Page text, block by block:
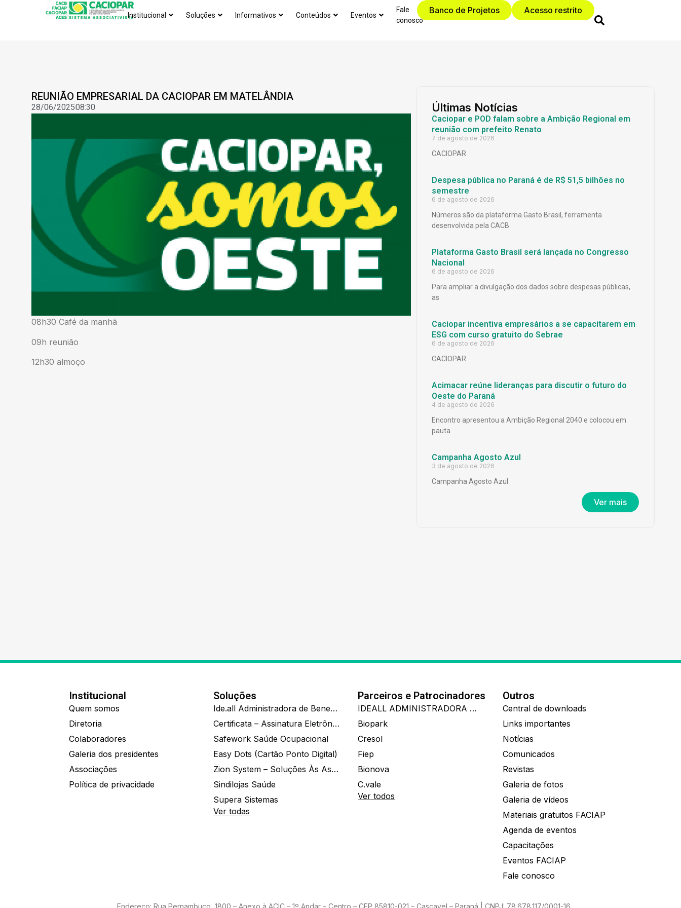
Institucional Soluções Informativos Conteúdos Eventos
Fale
conosco
Banco de Projetos Acesso restrito
REUNIÃO EMPRESARIAL DA CACIOPAR EM MATELÂNDIA
28/06/202508:30
08h30 Café da manhã
09h reunião
12h30 almoço
Últimas Notícias
Caciopar e POD falam sobre a Ambição Regional em
reunião com prefeito Renato
7 de agosto de 2026
CACIOPAR
Despesa pública no Paraná é de R$ 51,5 bilhões no
semestre
6 de agosto de 2026
Números são da plataforma Gasto Brasil, ferramenta
desenvolvida pela CACB
Plataforma Gasto Brasil será lançada no Congresso
Nacional
6 de agosto de 2026
Para ampliar a divulgação dos dados sobre despesas públicas,
as
Caciopar incentiva empresários a se capacitarem em
ESG com curso gratuito do Sebrae
6 de agosto de 2026
CACIOPAR
Acimacar reúne lideranças para discutir o futuro do
Oeste do Paraná
4 de agosto de 2026
Encontro apresentou a Ambição Regional 2040 e colocou em
pauta
Campanha Agosto Azul
3 de agosto de 2026
Campanha Agosto Azul
Ver mais
Institucional
Quem somos
Diretoria
Colaboradores
Galeria dos presidentes
Associações
Política de privacidade
Soluções
Ide.all Administradora de Benefícios
Certificata – Assinatura Eletrônica De Documentos
Safework Saúde Ocupacional
Easy Dots (Cartão Ponto Digital)
Zion System – Soluções Às Associações E Empresas
Sindilojas Saúde
Supera Sistemas
Ver todas
Parceiros e Patrocinadores
IDEALL ADMINISTRADORA DE BENEFÍCIOS
Biopark
Cresol
Fiep
Bionova
C.vale
Ver todos
Outros
Central de downloads
Links importantes
Notícias
Comunicados
Revistas
Galeria de fotos
Galeria de vídeos
Materiais gratuitos FACIAP
Agenda de eventos
Capacitações
Eventos FACIAP
Fale conosco
Endereço: Rua Pernambuco, 1800 – Anexo à ACIC – 1º Andar – Centro – CEP 85810-021 – Cascavel – Paraná | CNPJ: 78.678.117/0001-16